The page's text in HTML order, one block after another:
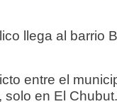
llega al barrio
entre el
solo en El Chubut.